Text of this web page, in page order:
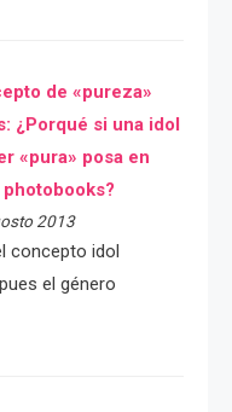
de «pureza»
¿Porqué si una idol
«pura» posa en
2013
concepto idol
el género